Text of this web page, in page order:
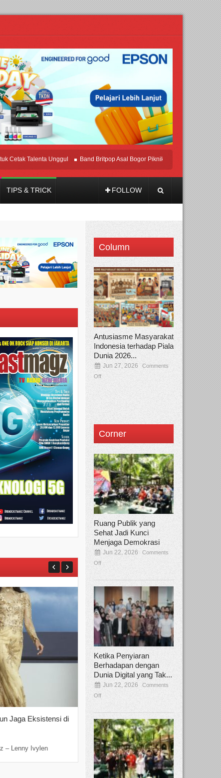
Talenta Unggul Band Britpop Asal Bogor Piknik Rilis Mini Album
TIPS & TRICK FOLLOW
Jaga Eksistensi di
– Lenny Ivylen
Yan Senjaya, Kreativitas Lima
Sinema Indonesia
Dec 22, 2025 Comments Off
Jakarta, Broadcastmagz – Yan Senjaya
Column
Antusiasme Masyarakat
Indonesia terhadap Piala
Dunia 2026...
Jun 27, 2026
Comments
Off
Corner
Ruang Publik yang
Sehat Jadi Kunci
Menjaga Demokrasi
Jun 22, 2026
Comments
Off
Ketika Penyiaran
Berhadapan dengan
Dunia Digital yang Tak...
Jun 22, 2026
Comments
Off